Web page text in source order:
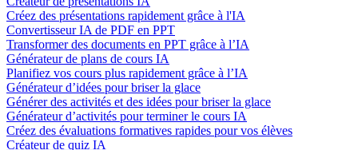
Créez des présentations rapidement grâce à l'IA
Convertisseur IA de PDF en PPT
Transformer des documents en PPT grâce à l’IA
Générateur de plans de cours IA
Planifiez vos cours plus rapidement grâce à l’IA
Générateur d’idées pour briser la glace
Générer des activités et des idées pour briser la glace
Générateur d’activités pour terminer le cours IA
Créez des évaluations formatives rapides pour vos élèves
Créateur de quiz IA